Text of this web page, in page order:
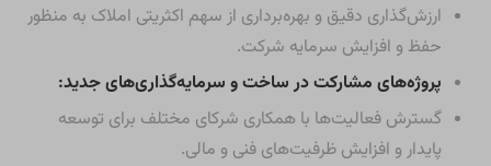
ارزش‌گذاری دقیق و بهره‌برداری از سهم اکثریتی املاک به منظور
حفظ و افزایش سرمایه شرکت.
پروژه‌های مشارکت در ساخت و سرمایه‌گذاری‌های جدید:
گسترش فعالیت‌ها با همکاری شرکای مختلف برای توسعه
پایدار و افزایش ظرفیت‌های فنی و مالی.